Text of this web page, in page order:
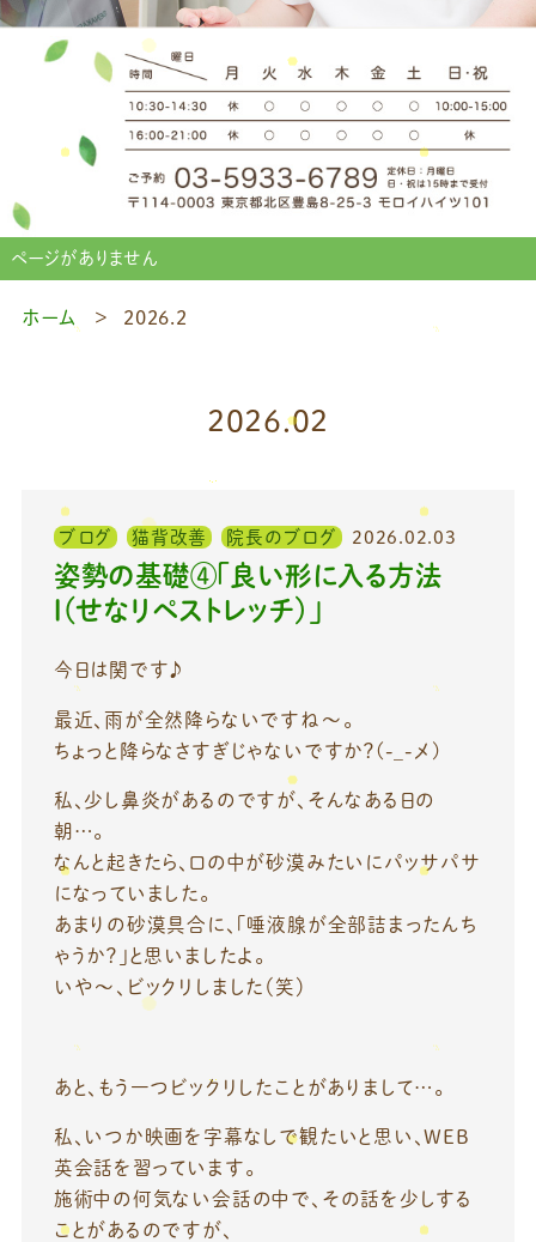
ページがありません
ホーム 2026.2
2026.02
ブログ 猫背改善 院長のブログ 2026.02.03
姿勢の基礎④「良い形に入る方法
Ⅰ（せなリペストレッチ）」
今日は関です♪
最近、雨が全然降らないですね～。
ちょっと降らなさすぎじゃないですか？(-_-メ)
私、少し鼻炎があるのですが、そんなある日の
朝…。
なんと起きたら、口の中が砂漠みたいにパッサパサ
になっていました。
あまりの砂漠具合に、「唾液腺が全部詰まったんち
ゃうか？」と思いましたよ。
いや～、ビックリしました（笑）
あと、もう一つビックリしたことがありまして…。
私、いつか映画を字幕なしで観たいと思い、WEB
英会話を習っています。
施術中の何気ない会話の中で、その話を少しする
ことがあるのですが、